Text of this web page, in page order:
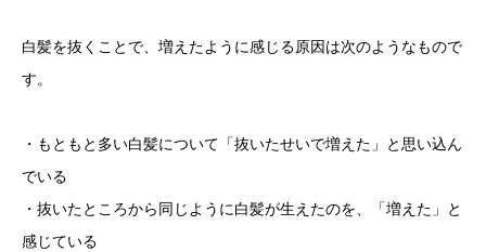
白髪を抜くことで、増えたように感じる原因は次のようなもので
す。
・もともと多い白髪について「抜いたせいで増えた」と思い込ん
でいる
・抜いたところから同じように白髪が生えたのを、「増えた」と
感じている